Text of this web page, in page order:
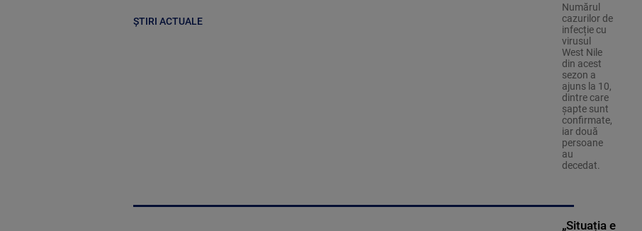
ȘTIRI ACTUALE
Numărul
cazurilor de
infecție cu
virusul
West Nile
din acest
sezon a
ajuns la 10,
dintre care
șapte sunt
confirmate,
iar două
persoane
au
decedat.
„Situația e